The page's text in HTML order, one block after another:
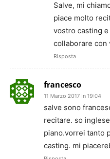
Salve, mi
piace molto
vostro casting
collaborare con
Risposta
francesco
11 Marzo 2017 In 19:04
salve sono
recitare. so
piano.vorrei tanto
casting. mi